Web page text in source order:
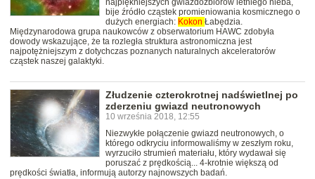
najpiękniejszych gwiazdozbiorów letniego nieba,
bije źródło cząstek promieniowania kosmicznego o
dużych energiach: Kokon Łabędzia.
Międzynarodowa grupa naukowców z obserwatorium HAWC zdobyła
dowody wskazujące, że ta rozległa struktura astronomiczna jest
najpotężniejszym z dotychczas poznanych naturalnych akceleratorów
cząstek naszej galaktyki.
Złudzenie czterokrotnej nadświetlnej po
zderzeniu gwiazd neutronowych
10 września 2018, 12:55
Niezwykłe połączenie gwiazd neutronowych, o
którego odkryciu informowaliśmy w zeszłym roku,
wyrzuciło strumień materiału, który wydawał się
poruszać z prędkością... 4-krotnie większą od
prędkości światła, informują autorzy najnowszych badań.